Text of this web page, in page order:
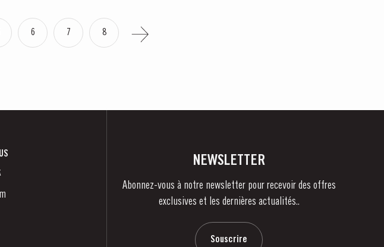
6 7 8
NEWSLETTER
Abonnez-vous à notre newsletter pour recevoir des offres
exclusives et les dernières actualités..
Souscrire